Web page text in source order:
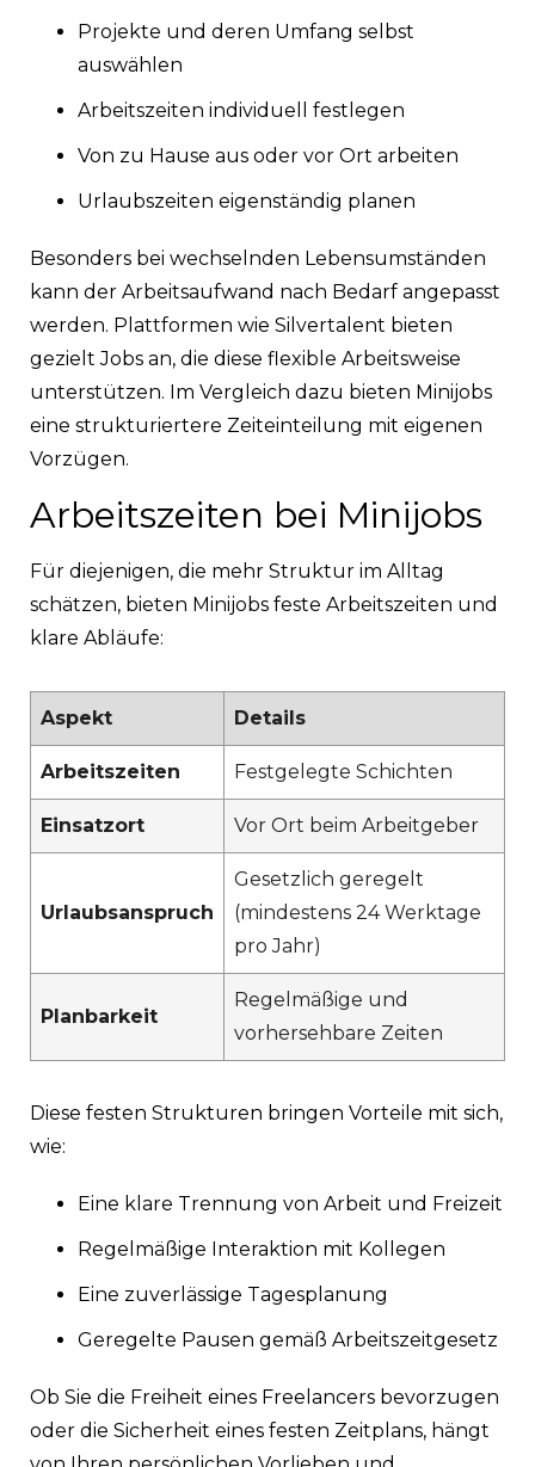
Projekte und deren Umfang selbst
auswählen
Arbeitszeiten individuell festlegen
Von zu Hause aus oder vor Ort arbeiten
Urlaubszeiten eigenständig planen
Besonders bei wechselnden Lebensumständen
kann der Arbeitsaufwand nach Bedarf angepasst
werden. Plattformen wie Silvertalent bieten
gezielt Jobs an, die diese flexible Arbeitsweise
unterstützen. Im Vergleich dazu bieten Minijobs
eine strukturiertere Zeiteinteilung mit eigenen
Vorzügen.
Arbeitszeiten bei Minijobs
Für diejenigen, die mehr Struktur im Alltag
schätzen, bieten Minijobs feste Arbeitszeiten und
klare Abläufe:
Aspekt Details
Arbeitszeiten Festgelegte Schichten
Einsatzort Vor Ort beim Arbeitgeber
Urlaubsanspruch
Gesetzlich geregelt
(mindestens 24 Werktage
pro Jahr)
Planbarkeit
Regelmäßige und
vorhersehbare Zeiten
Diese festen Strukturen bringen Vorteile mit sich,
wie:
Eine klare Trennung von Arbeit und Freizeit
Regelmäßige Interaktion mit Kollegen
Eine zuverlässige Tagesplanung
Geregelte Pausen gemäß Arbeitszeitgesetz
Ob Sie die Freiheit eines Freelancers bevorzugen
oder die Sicherheit eines festen Zeitplans, hängt